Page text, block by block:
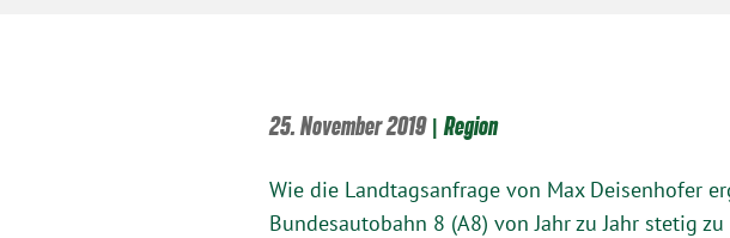
25. November 2019|Region
Wie die Landtagsanfrage von Max Deisenhofer
Bundesautobahn 8 (A8) von Jahr zu Jahr stetig zu